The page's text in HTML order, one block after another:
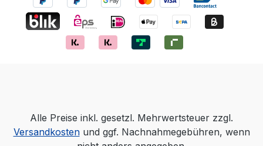
Alle Preise inkl. gesetzl. Mehrwertsteuer zzgl.
Versandkostenund ggf. Nachnahmegebühren, wenn